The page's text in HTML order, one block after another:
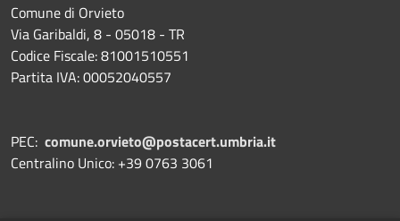
Comune di Orvieto
Via Garibaldi, 8 - 05018 - TR
Codice Fiscale: 81001510551
Partita IVA: 00052040557
PEC: comune.orvieto@postacert.umbria.it
Centralino Unico: +39 0763 3061